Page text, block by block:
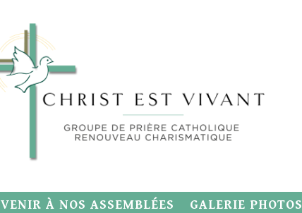
VENIR À NOS ASSEMBLÉES GALERIE PHOTOS